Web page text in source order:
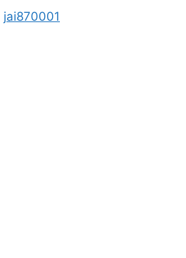
jai870001